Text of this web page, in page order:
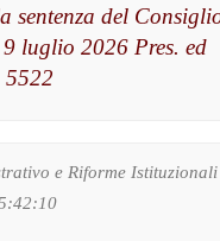
sentenza del
luglio 2026 Pres. ed
5522
e Riforme